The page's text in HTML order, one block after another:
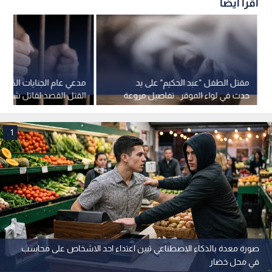
اقرأ أيضاً
مدعي عام الجنايات
القتل القصد لقاتل
الصويفية
مقتل الطفل "عبد الحكيم" على يد
حدث في لواء الموقر.. تفاصيل مروعة
تكشفها العائلة
صورة معدة بالذكاء الاصطناعي تبين اعتداء احد الاشخاص على محاسب
في محل خضار
1